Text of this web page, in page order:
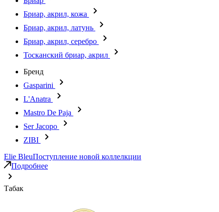
Бриар, акрил, кожа
Бриар, акрил, латунь
Бриар, акрил, серебро
Тосканский бриар, акрил
Бренд
Gasparini
L'Anatra
Mastro De Paja
Ser Jacopo
ZIBI
Elie BleuПоступление новой коллелкции
Подробнее
Табак